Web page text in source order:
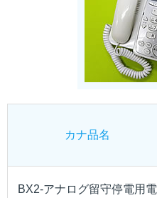
カナ品名
BX2-アナログ留守停電用電